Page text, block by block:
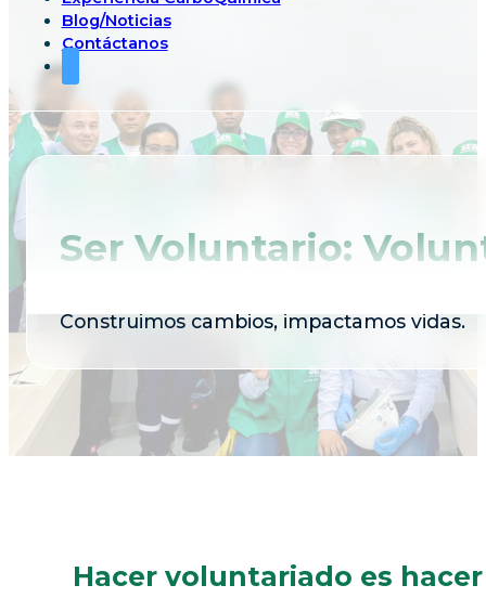
Blog/Noticias
Contáctanos
Ser Voluntario:
Construimos cambios, impactamos vidas.
Hacer voluntariado es